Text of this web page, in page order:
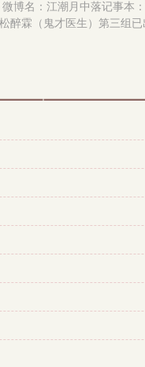
博名：江潮月中落记事
醉霖（鬼才医生）第三